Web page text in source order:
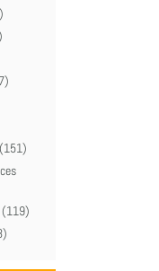
(119)